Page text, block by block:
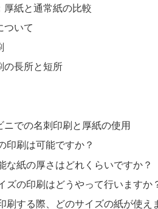
厚紙と通常紙の比較
ついて
の長所と短所
ニでの名刺印刷と厚紙の使用
印刷は可能ですか？
な紙の厚さはどれくらいですか？
ズの印刷はどうやって行いますか
刷する際、どのサイズの紙が使え